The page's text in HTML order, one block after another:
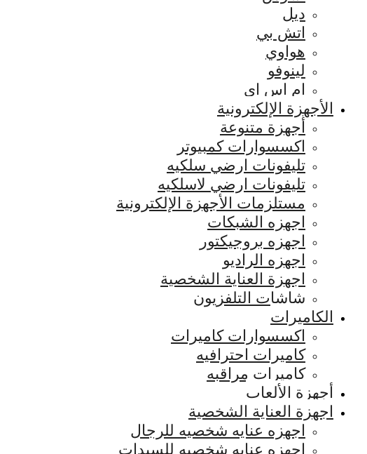
ديل
اتش بي
هواوي
لينوفو
ام اس اي
الأجهزة الإلكترونية
أجهزة متنوعة
اكسسوارات كمبيوتر
تليفونات ارضي سلكيه
تليفونات ارضي لاسلكيه
مستلزمات الأجهزة الإلكترونية
اجهزه الشبكات
اجهزه بروجيكتور
اجهزه الراديو
اجهزة العناية الشخصية
شاشات التلفزيون
الكاميرات
اكسسوارات كاميرات
كاميرات احترافيه
كاميرات مراقبه
أجهزة الألعاب
اجهزة العناية الشخصية
اجهزه عنايه شخصيه للرجال
اجهزه عنايه شخصيه للسيدات